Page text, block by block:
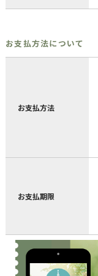
お支払方法について
お支払方法
お支払期限